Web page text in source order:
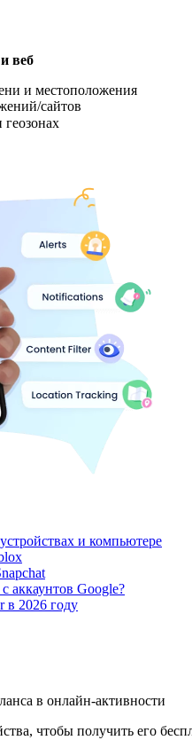
веб
и местоположения
сайтов
и компьютере
аккаунтов Google?
в 2026 году
в онлайн-активности
чтобы получить его